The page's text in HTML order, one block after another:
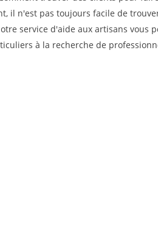
il n'est pas toujours facile de
service d'aide aux artisans vous
à la recherche de